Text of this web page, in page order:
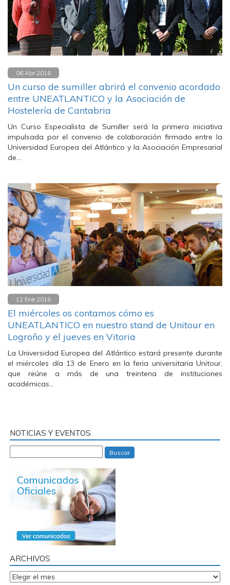
06 Abr 2016
Un curso de sumiller abrirá el convenio acordado
entre UNEATLANTICO y la Asociación de
Hostelería de Cantabria
Un Curso Especialista de Sumiller será la primera iniciativa
impulsada por el convenio de colaboración firmado entre la
Universidad Europea del Atlántico y la Asociación Empresarial
de…
12 Ene 2016
El miércoles os contamos cómo es
UNEATLANTICO en nuestro stand de Unitour en
Logroño y el jueves en Vitoria
La Universidad Europea del Atlántico estará presente durante
el miércoles día 13 de Enero en la feria universitaria Unitour,
que reúne a más de una treintena de instituciones
académicas…
NOTICIAS Y EVENTOS
Buscar
ARCHIVOS
Archivos